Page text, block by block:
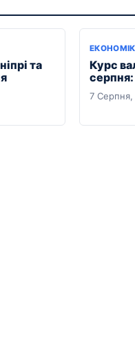
та
Курс
серпня:
7